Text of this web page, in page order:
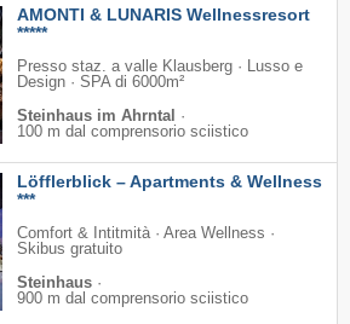
AMONTI & LUNARIS Wellnessresort
*****
Presso staz. a valle Klausberg · Lusso e
Design · SPA di 6000m²
Steinhaus im Ahrntal ·
100 m dal comprensorio sciistico
Löfflerblick – Apartments & Wellness
***
Comfort & Intitmità · Area Wellness ·
Skibus gratuito
Steinhaus ·
900 m dal comprensorio sciistico